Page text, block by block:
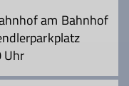
am Bahnhof
Uhr